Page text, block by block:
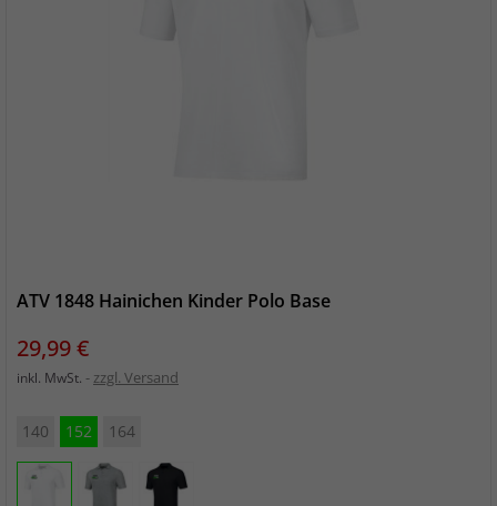
ATV 1848 Hainichen Kinder Polo Base
Preis
29,99 €
inkl. MwSt. zzgl. Versand
140 152 164